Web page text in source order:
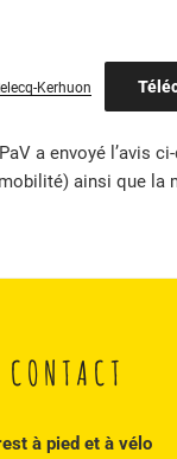
Kerhuon
a envoyé l’avis
ainsi que la
CONTACT
à pied et à vélo